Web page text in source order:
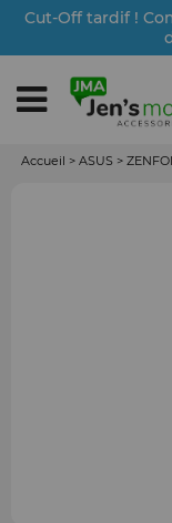
Cut-Off tardif !
Accueil > ASUS >